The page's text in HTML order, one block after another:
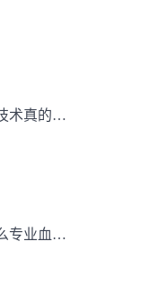
术真的…
专业血…